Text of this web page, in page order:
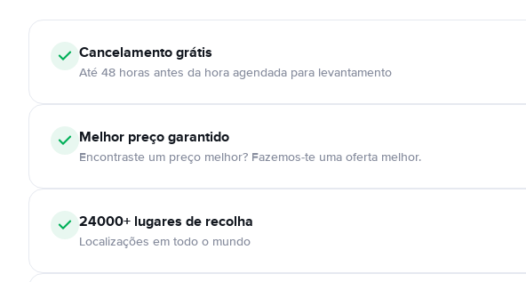
Cancelamentográtis
Até 48 horas antes da hora agendada para levantamento
Melhor preço garantido
Encontraste um preço melhor? Fazemos-te uma oferta melhor.
24000+ lugares de recolha
Localizações em todo o mundo